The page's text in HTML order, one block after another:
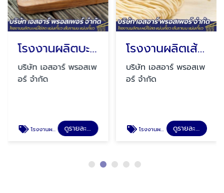
โรงงานผลิตบะหมี่ไข่ OEM
บริษัท เอสอาร์ พรอสเพ
อร์ จำกัด
โรงงานผลิตบะหมี่ไข่ OEM ดูรายละเอียด
โรงงานผลิตเส้นบะหมี่
บริษัท เอสอาร์ พรอสเพ
อร์ จำกัด
โรงงานผลิตเส้นบะหมี่ ดูรายละเอียด